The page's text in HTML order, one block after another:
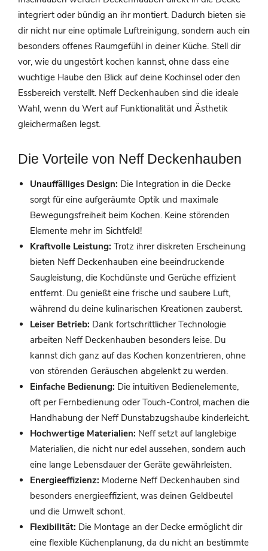
integriert oder bündig an ihr montiert. Dadurch bieten sie
dir nicht nur eine optimale Luftreinigung, sondern auch ein
besonders offenes Raumgefühl in deiner Küche. Stell dir
vor, wie du ungestört kochen kannst, ohne dass eine
wuchtige Haube den Blick auf deine Kochinsel oder den
Essbereich verstellt. Neff Deckenhauben sind die ideale
Wahl, wenn du Wert auf Funktionalität und Ästhetik
gleichermaßen legst.
Die Vorteile von Neff Deckenhauben
Unauffälliges Design: Die Integration in die Decke
sorgt für eine aufgeräumte Optik und maximale
Bewegungsfreiheit beim Kochen. Keine störenden
Elemente mehr im Sichtfeld!
Kraftvolle Leistung: Trotz ihrer diskreten Erscheinung
bieten Neff Deckenhauben eine beeindruckende
Saugleistung, die Kochdünste und Gerüche effizient
entfernt. Du genießt eine frische und saubere Luft,
während du deine kulinarischen Kreationen zauberst.
Leiser Betrieb: Dank fortschrittlicher Technologie
arbeiten Neff Deckenhauben besonders leise. Du
kannst dich ganz auf das Kochen konzentrieren, ohne
von störenden Geräuschen abgelenkt zu werden.
Einfache Bedienung: Die intuitiven Bedienelemente,
oft per Fernbedienung oder Touch-Control, machen die
Handhabung der Neff Dunstabzugshaube kinderleicht.
Hochwertige Materialien: Neff setzt auf langlebige
Materialien, die nicht nur edel aussehen, sondern auch
eine lange Lebensdauer der Geräte gewährleisten.
Energieeffizienz: Moderne Neff Deckenhauben sind
besonders energieeffizient, was deinen Geldbeutel
und die Umwelt schont.
Flexibilität: Die Montage an der Decke ermöglicht dir
eine flexible Küchenplanung, da du nicht an bestimmte